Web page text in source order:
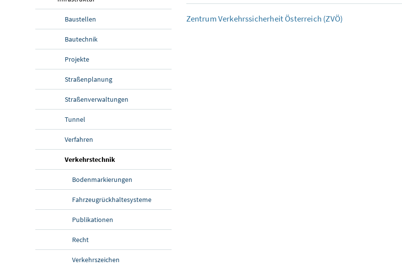
Baustellen
Bautechnik
Projekte
Straßenplanung
Straßenverwaltungen
Tunnel
Verfahren
Verkehrstechnik(aktuelle Seite)
Bodenmarkierungen
Fahrzeugrückhaltesysteme
Publikationen
Recht
Verkehrszeichen
Zentrum Verkehrssicherheit Österreich (ZVÖ)